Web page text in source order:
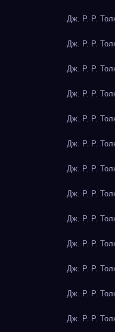
Дж. Р. Р.
Дж. Р. Р.
Дж. Р. Р.
Дж. Р. Р.
Дж. Р. Р.
Дж. Р. Р.
Дж. Р. Р.
Дж. Р. Р.
Дж. Р. Р.
Дж. Р. Р.
Дж. Р. Р.
Дж. Р. Р.
Дж. Р. Р.